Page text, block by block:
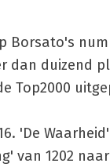
dan duizend
Top2000
'De
van 1202